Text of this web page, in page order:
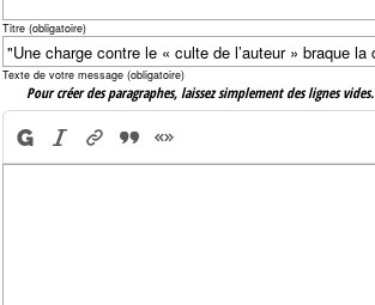
Titre (obligatoire)
Texte de votre message (obligatoire)
Pour créer des paragraphes, laissez simplement des lignes vides.